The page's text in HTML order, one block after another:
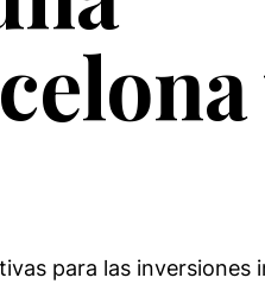
para las inversiones